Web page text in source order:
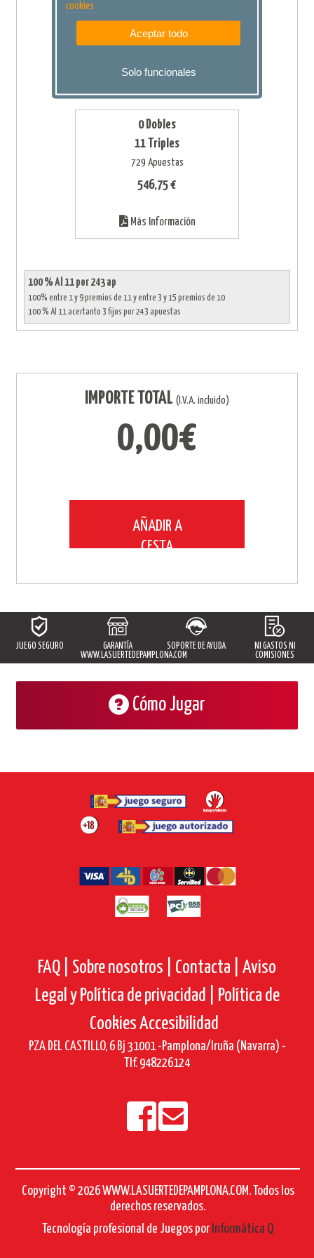
44 Apuestas
33,00 €
Más Información
0 Dobles
11 Triples
729 Apuestas
546,75 €
Más Información
100 % Al 11 por 243 ap
100% entre 1 y 9 premios de 11 y entre 3 y 15 premios de 10
100 % Al 11 acertanto 3 fijos por 243 apuestas
IMPORTE TOTAL (I.V.A. incluido)
0,00€
AÑADIR A
CESTA
JUEGO SEGURO
GARANTÍA
WWW.LASUERTEDEPAMPLONA.COM
SOPORTE DE AYUDA
NI GASTOS NI
COMISIONES
Cómo Jugar
FAQ | Sobre nosotros | Contacta |
Aviso
Legal y Política de privacidad |
Política de
CookiesAccesibilidad
PZA DEL CASTILLO, 6 Bj 31001 -Pamplona/Iruña (Navarra) -
Tlf. 948226124
Copyright © 2026 WWW.LASUERTEDEPAMPLONA.COM. Todos los
derechos reservados.
Tecnología profesional de Juegos por Informática Q
cookies
Aceptar todo
Solo funcionales